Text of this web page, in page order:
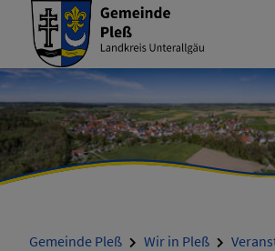
Gemeinde Pleß Wir in Pleß